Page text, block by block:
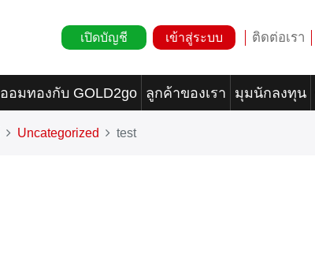
เปิดบัญชี เข้าสู่ระบบ ติดต่อเรา
ออมทองกับ GOLD2go ลูกค้าของเรา มุมนักลงทุน
Uncategorized test